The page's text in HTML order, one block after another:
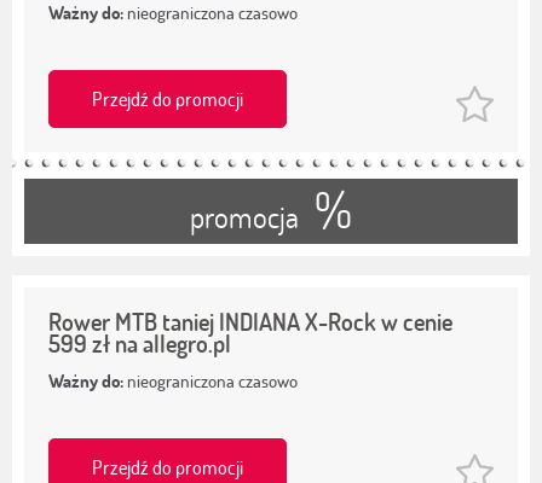
Ważny do: nieograniczona czasowo
Przejdź do promocji
promocja %
Rower MTB taniej INDIANA X-Rock w cenie
599 zł na allegro.pl
Ważny do: nieograniczona czasowo
Przejdź do promocji